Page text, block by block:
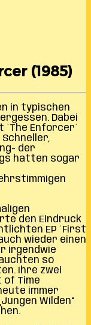
(1985)
in typischen
Dabei
`The Enforcer`
der
hatten sogar
den Eindruck
EP `First
wieder einen
irgendwie
so
Ihre zwei
of Time
immer
Wilden“